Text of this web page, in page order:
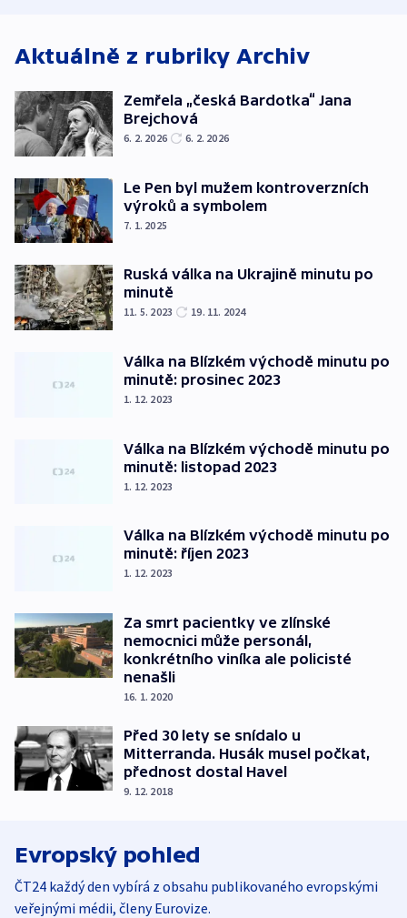
Aktuálně z rubriky Archiv
Zemřela „česká Bardotka“ Jana
Brejchová
6. 2. 2026 6. 2. 2026
Le Pen byl mužem kontroverzních
výroků a symbolem
7. 1. 2025
Ruská válka na Ukrajině minutu po
minutě
11. 5. 2023 19. 11. 2024
Válka na Blízkém východě minutu po
minutě: prosinec 2023
1. 12. 2023
Válka na Blízkém východě minutu po
minutě: listopad 2023
1. 12. 2023
Válka na Blízkém východě minutu po
minutě: říjen 2023
1. 12. 2023
Za smrt pacientky ve zlínské
nemocnici může personál,
konkrétního viníka ale policisté
nenašli
16. 1. 2020
Před 30 lety se snídalo u
Mitterranda. Husák musel počkat,
přednost dostal Havel
9. 12. 2018
Evropský pohled
ČT24 každý den vybírá z obsahu publikovaného evropskými
veřejnými médii, členy Eurovize.